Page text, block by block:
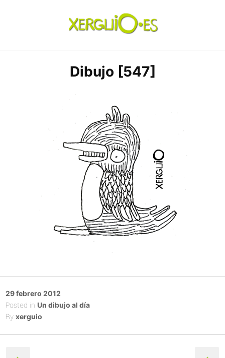
xerguio.ES | ilustración
Dibujo [547]
Posted
on
29 febrero 2012
Posted in Un dibujo al día
By xerguio